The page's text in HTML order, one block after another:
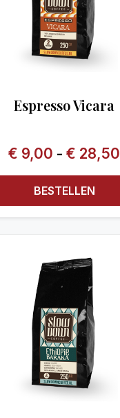
Espresso Vicara
€ 9,00 - € 28,50
BESTELLEN